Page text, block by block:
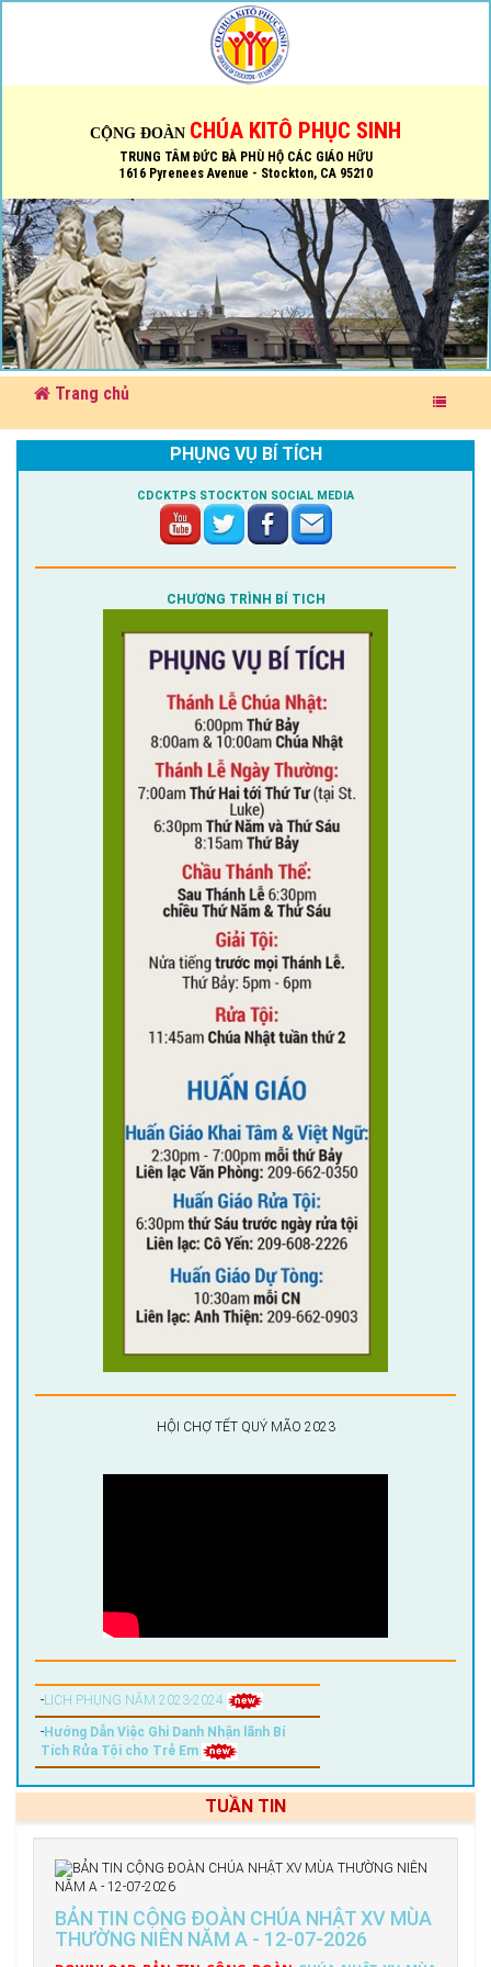
CỘNG ĐOÀN CHÚA KITÔ PHỤC SINH
TRUNG TÂM ĐỨC BÀ PHÙ HỘ CÁC GIÁO HỮU
1616 Pyrenees Avenue - Stockton, CA 95210
Trang chủ
PHỤNG VỤ BÍ TÍCH
CDCKTPS STOCKTON SOCIAL MEDIA
CHƯƠNG TRÌNH BÍ TICH
HỘI CHỢ TẾT QUÝ MÃO 2023
-LỊCH PHỤNG NĂM 2023-2024
-Hướng Dẫn Việc Ghi Danh Nhận lãnh Bí
Tích Rửa Tội cho Trẻ Em
TUẦN TIN
BẢN TIN CỘNG ĐOÀN CHÚA NHẬT XV MÙA
THƯỜNG NIÊN NĂM A - 12-07-2026